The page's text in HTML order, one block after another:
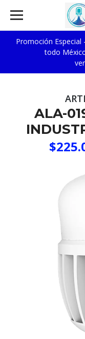
Promoción Especial
todo
ALA-